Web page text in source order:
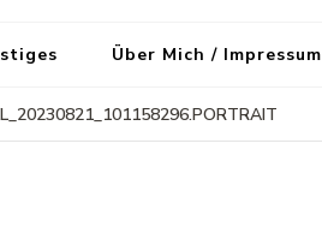
Über Mich / Impressum